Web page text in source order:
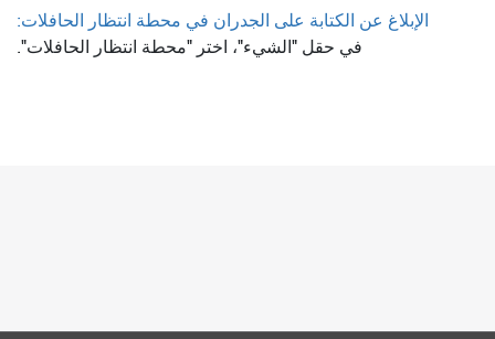
الإبلاغ عن الكتابة على الجدران في محطة انتظار الحافلات:
في حقل "الشيء"، اختر "محطة انتظار الحافلات".